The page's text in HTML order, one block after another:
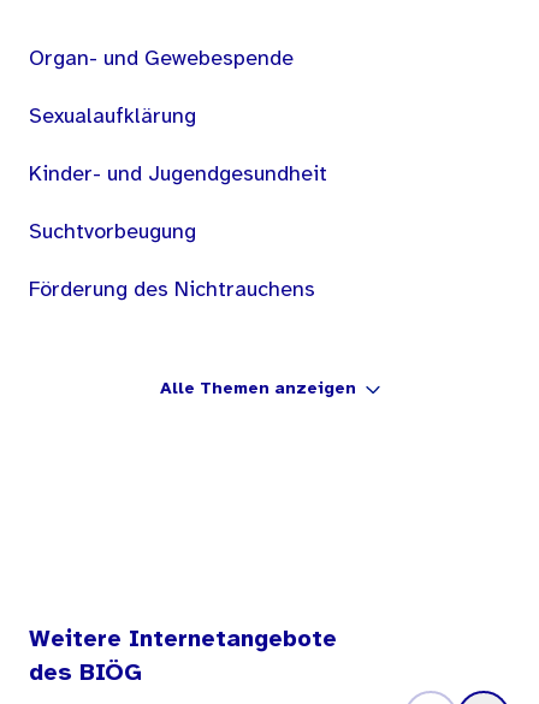
Organ- und Gewebespende
Sexualaufklärung
Kinder- und Jugendgesundheit
Suchtvorbeugung
Förderung des Nichtrauchens
Alle Themen anzeigen
Weitere Internetangebote
des BIÖG